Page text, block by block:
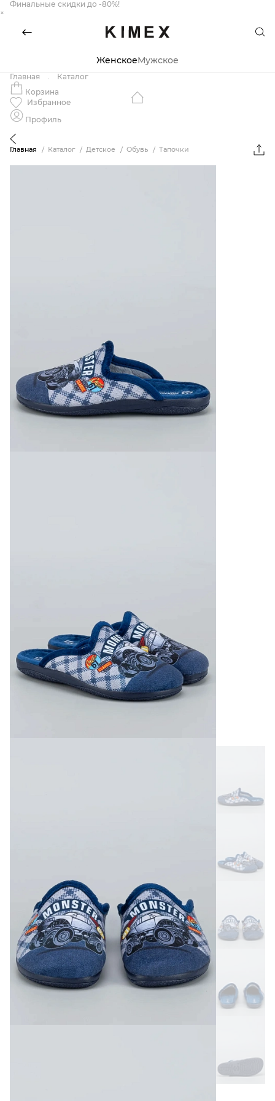
Финальные скидки до -80%!
×
ЖенскоеМужское
Главная
Каталог
Корзина
Избранное
Профиль
Главная Каталог Детское Обувь Тапочки